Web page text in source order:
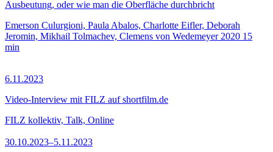
Ausbeutung, oder wie man die Oberfläche durchbricht
Emerson Culurgioni, Paula Abalos, Charlotte Eifler, Deborah
Jeromin, Mikhail Tolmachev, Clemens von Wedemeyer 2020 15
min
6.11.2023
Video-Interview mit FILZ auf shortfilm.de
FILZ kollektiv, Talk, Online
30.10.2023–5.11.2023